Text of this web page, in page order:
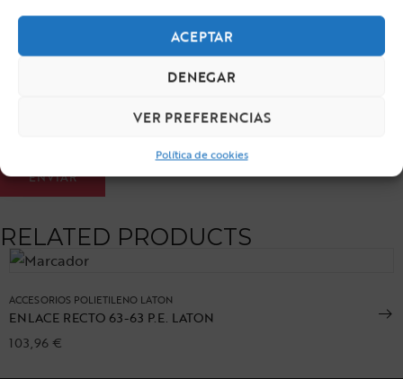
ACEPTAR
DENEGAR
VER PREFERENCIAS
Política de cookies
RELATED PRODUCTS
ACCESORIOS POLIETILENO LATON
ENLACE RECTO 63-63 P.E. LATON
103,96€